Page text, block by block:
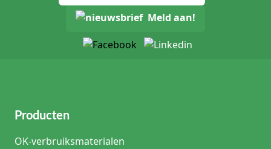
Meld aan!
Producten
OK-verbruiksmaterialen